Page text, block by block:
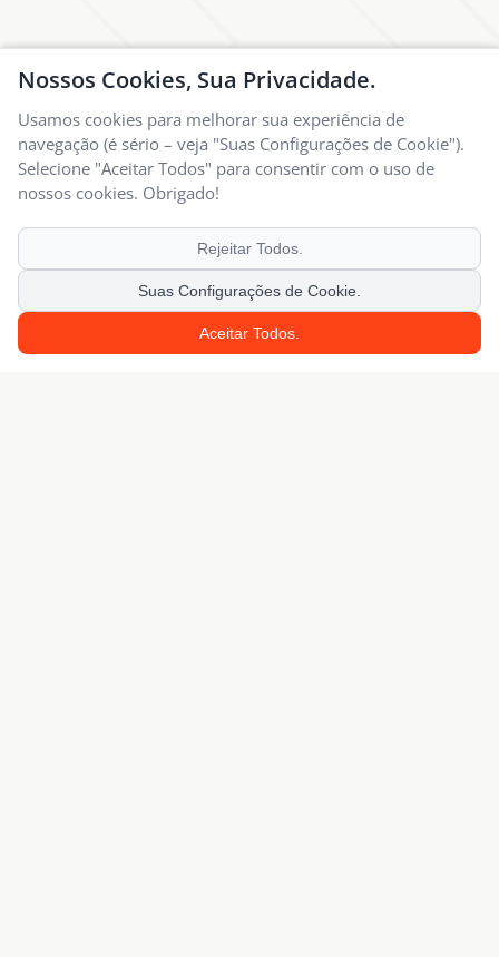
Nossos Cookies, Sua Privacidade.
Usamos cookies para melhorar sua experiência de
navegação (é sério – veja "Suas Configurações de Cookie").
Selecione "Aceitar Todos" para consentir com o uso de
nossos cookies. Obrigado!
Rejeitar Todos.
Suas Configurações de Cookie.
Aceitar Todos.